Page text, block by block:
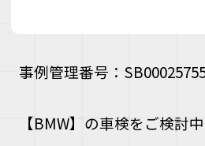
事例管理番号：
【BMW】の車検をご検討中